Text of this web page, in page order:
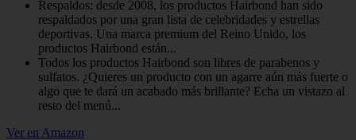
Respaldos: desde 2008, los productos Hairbond han sido
respaldados por una gran lista de celebridades y estrellas
deportivas. Una marca premium del Reino Unido, los
productos Hairbond están...
Todos los productos Hairbond son libres de parabenos y
sulfatos. ¿Quieres un producto con un agarre aún más fuerte o
algo que te dará un acabado más brillante? Echa un vistazo al
resto del menú...
Ver en Amazon